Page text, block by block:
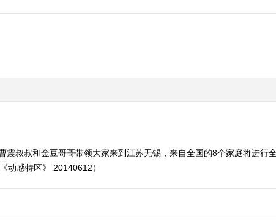
叔叔和金豆哥哥带领大家来到江苏无锡，来自全国的8个家庭将进行
动感特区》 20140612）